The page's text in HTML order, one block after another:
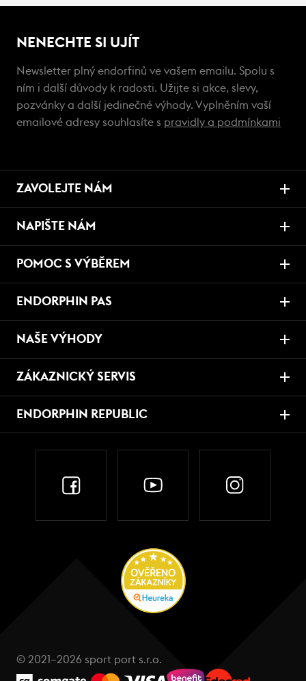
NENECHTE SI UJÍT
Newsletter plný endorfinů ve vašem emailu. Spolu s
ním i další důvody k radosti. Užijte si akce, slevy,
pozvánky a další jedinečné výhody. Vyplněním vaší
emailové adresy souhlasíte s pravidly a podmínkami
ZAVOLEJTE NÁM
NAPIŠTE NÁM
POMOC S VÝBĚREM
ENDORPHIN PAS
NAŠE VÝHODY
ZÁKAZNICKÝ SERVIS
ENDORPHIN REPUBLIC
© 2021–2026 sport port s.r.o.